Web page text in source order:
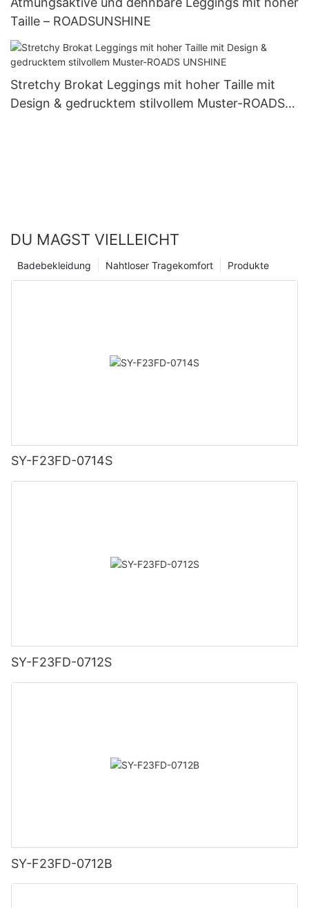
Taille – ROADSUNSHINE
Stretchy Brokat Leggings mit hoher Taille mit
Design & gedrucktem stilvollem Muster-ROADS
DU MAGST VIELLEICHT
Produkte
Nahtloser Tragekomfort
Badebekleidung
SY-F23FD-0714S
SY-F23FD-0712S
SY-F23FD-0712B